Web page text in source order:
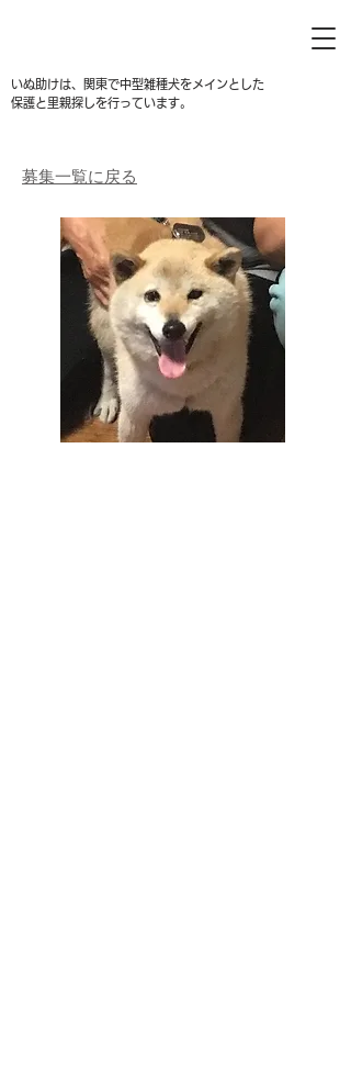
いぬ助けは、関東で中型雑種犬をメインとした
保護と里親探しを行っています。
募集一覧に戻る